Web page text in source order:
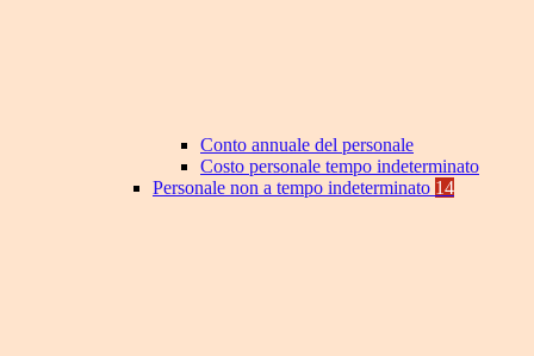
Conto annuale del personale
Costo personale tempo indeterminato
Personale non a tempo indeterminato 14